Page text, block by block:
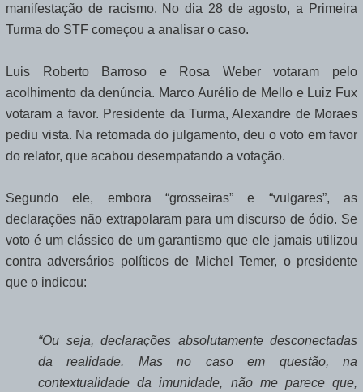
manifestação de racismo. No dia 28 de agosto, a Primeira
Turma do STF começou a analisar o caso.
Luis Roberto Barroso e Rosa Weber votaram pelo
acolhimento da denúncia. Marco Aurélio de Mello e Luiz Fux
votaram a favor. Presidente da Turma, Alexandre de Moraes
pediu vista. Na retomada do julgamento, deu o voto em favor
do relator, que acabou desempatando a votação.
Segundo ele, embora “grosseiras” e “vulgares”, as
declarações não extrapolaram para um discurso de ódio. Se
voto é um clássico de um garantismo que ele jamais utilizou
contra adversários políticos de Michel Temer, o presidente
que o indicou:
“Ou seja, declarações absolutamente desconectadas
da realidade. Mas no caso em questão, na
contextualidade da imunidade, não me parece que,